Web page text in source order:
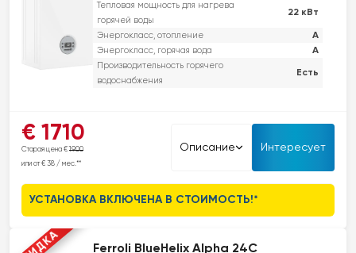
Тепловая мощность для нагрева
горячей воды
22 кВт
Энергокласс, отопление A
Энергокласс, горячая вода A
Производительность горячего
водоснабжения
Есть
использовании, обслуживании и установке. Он экономичен и служит
более 10 лет. Модель GC1200W отличается высокой
эффективностью и является отличным выбором для модернизации
старых систем отопления. GC1200W разработан как экономически
погодных условий.
€ 1710
Старая цена € 1900
или от € 38 / мес.**
Описание Интересует
УСТАНОВКА ВКЛЮЧЕНА В СТОИМОСТЬ!*
Ferroli BlueHelix Alpha 24C